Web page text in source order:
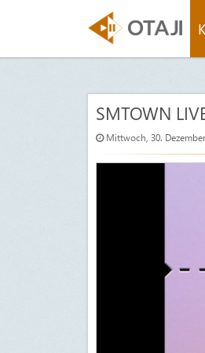
SMTOWN
Mittwoch, 30.